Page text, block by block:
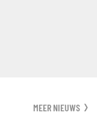
MEER NIEUWS